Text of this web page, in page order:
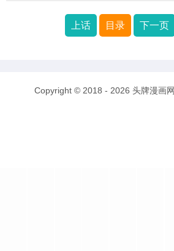
上话 目录 下一页
Copyright © 2018 - 2026 头牌漫画网